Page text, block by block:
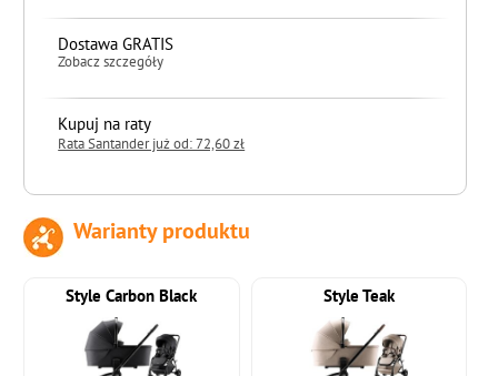
Dostawa GRATIS
Zobacz szczegóły
Kupuj na raty
Rata Santander już od: 72,60 zł
do koszyka
Warianty produktu
Style Carbon Black Style Teak